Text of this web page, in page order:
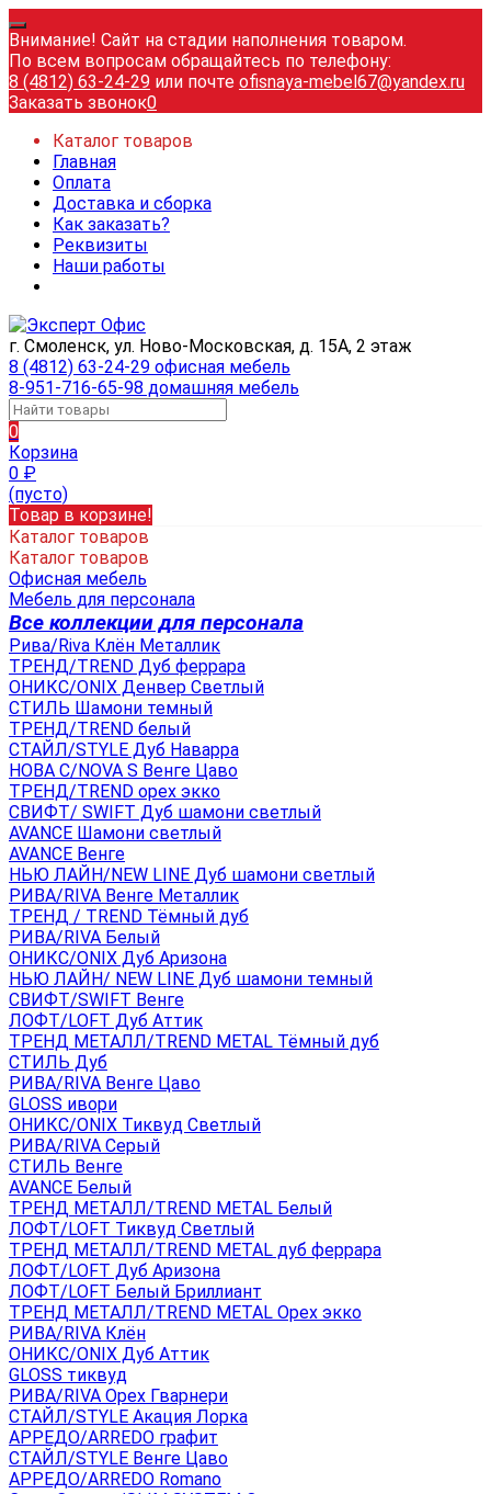
Внимание! Сайт на стадии наполнения товаром.
По всем вопросам обращайтесь по телефону:
8 (4812) 63-24-29 или почте ofisnaya-mebel67@yandex.ru
Заказать звонок0
Каталог товаров
Главная
Оплата
Доставка и сборка
Как заказать?
Реквизиты
Наши работы
г. Смоленск, ул. Ново-Московская, д. 15А, 2 этаж
8 (4812) 63-24-29 офисная мебель
8-951-716-65-98 домашняя мебель
0
Корзина
0 ₽
(пусто)
Товар в корзине!
Каталог товаров
Каталог товаров
Офисная мебель
Мебель для персонала
Все коллекции для персонала
Рива/Riva Клён Металлик
ТРЕНД/TREND Дуб феррара
ОНИКС/ONIX Денвер Светлый
СТИЛЬ Шамони темный
ТРЕНД/TREND белый
СТАЙЛ/STYLE Дуб Наварра
НОВА С/NOVA S Венге Цаво
ТРЕНД/TREND орех экко
СВИФТ/ SWIFT Дуб шамони светлый
AVANCE Шамони светлый
AVANCE Венге
НЬЮ ЛАЙН/NEW LINE Дуб шамони светлый
РИВА/RIVA Венге Металлик
TРЕНД / TREND Тёмный дуб
РИВА/RIVA Белый
ОНИКС/ONIX Дуб Аризона
НЬЮ ЛАЙН/ NEW LINE Дуб шамони темный
СВИФТ/SWIFT Венге
ЛОФТ/LOFT Дуб Аттик
ТРЕНД МЕТАЛЛ/TREND METAL Тёмный дуб
СТИЛЬ Дуб
РИВА/RIVA Венге Цаво
GLOSS ивори
ОНИКС/ONIX Тиквуд Светлый
РИВА/RIVA Серый
СТИЛЬ Венге
AVANСE Белый
ТРЕНД МЕТАЛЛ/TREND METAL Белый
ЛОФТ/LOFT Тиквуд Светлый
ТРЕНД МЕТАЛЛ/TREND METAL дуб феррара
ЛОФТ/LOFT Дуб Аризона
ЛОФТ/LOFT Белый Бриллиант
ТРЕНД МЕТАЛЛ/TREND METAL Орех экко
РИВА/RIVA Клён
ОНИКС/ONIX Дуб Аттик
GLOSS тиквуд
РИВА/RIVA Орех Гварнери
СТАЙЛ/STYLE Акация Лорка
АРРЕДО/ARREDO графит
СТАЙЛ/STYLE Венге Цаво
АРРЕДО/ARREDO Romano